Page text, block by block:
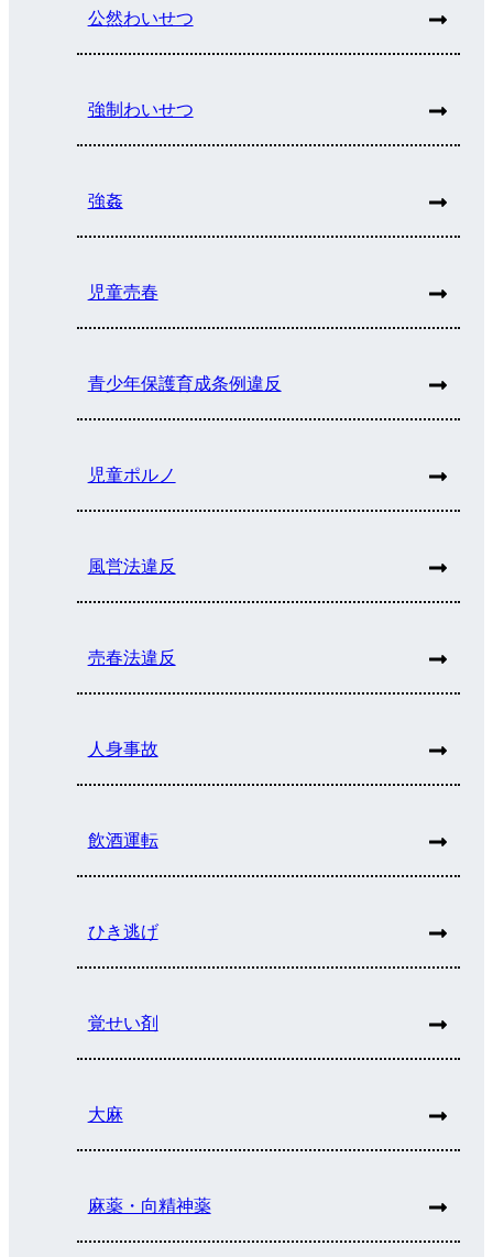
公然わいせつ
強制わいせつ
強姦
児童売春
青少年保護育成条例違反
児童ポルノ
風営法違反
売春法違反
人身事故
飲酒運転
ひき逃げ
覚せい剤
大麻
麻薬・向精神薬